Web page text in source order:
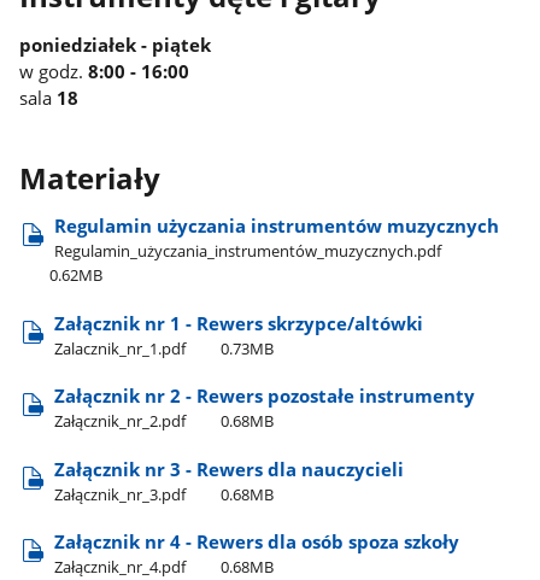
poniedziałek - piątek
w godz.8:00 - 16:00
sala 18
Materiały
Regulamin użyczania instrumentów muzycznych
Regulamin​_użyczania​_instrumentów​_muzycznych.pdf
0.62MB
Załącznik nr 1 - Rewers skrzypce/altówki
Zalacznik​_nr​_1.pdf 0.73MB
Załącznik nr 2 - Rewers pozostałe instrumenty
Załącznik​_nr​_2.pdf 0.68MB
Załącznik nr 3 - Rewers dla nauczycieli
Załącznik​_nr​_3.pdf 0.68MB
Załącznik nr 4 - Rewers dla osób spoza szkoły
Załącznik​_nr​_4.pdf 0.68MB